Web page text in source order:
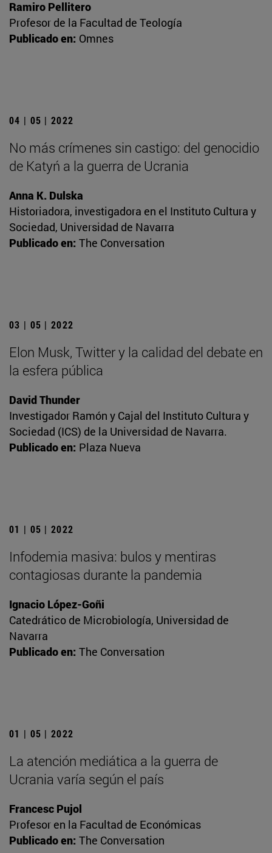
Ramiro Pellitero
Profesor de la Facultad de Teología
Publicado en: Omnes
04 | 05 | 2022
No más crímenes sin castigo: del genocidio
de Katyń a la guerra de Ucrania
Anna K. Dulska
Historiadora, investigadora en el Instituto Cultura y
Sociedad, Universidad de Navarra
Publicado en: The Conversation
03 | 05 | 2022
Elon Musk, Twitter y la calidad del debate en
la esfera pública
David Thunder
Investigador Ramón y Cajal del Instituto Cultura y
Sociedad (ICS) de la Universidad de Navarra.
Publicado en: Plaza Nueva
01 | 05 | 2022
Infodemia masiva: bulos y mentiras
contagiosas durante la pandemia
Ignacio López-Goñi
Catedrático de Microbiología, Universidad de
Navarra
Publicado en: The Conversation
01 | 05 | 2022
La atención mediática a la guerra de
Ucrania varía según el país
Francesc Pujol
Profesor en la Facultad de Económicas
Publicado en: The Conversation